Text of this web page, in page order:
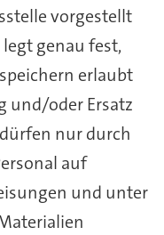
vorgestellt
legt genau fest,
erlaubt
und/oder Ersatz
nur durch
auf
und unter